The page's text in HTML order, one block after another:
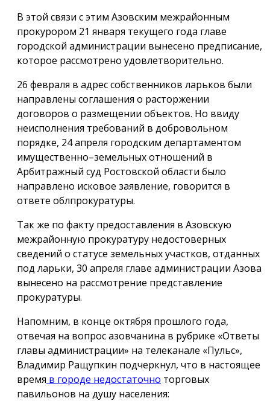
В этой связи с этим Азовским межрайонным
прокурором 21 января текущего года главе
городской администрации вынесено предписание,
которое рассмотрено удовлетворительно.
26 февраля в адрес собственников ларьков были
направлены соглашения о расторжении
договоров о размещении объектов. Но ввиду
неисполнения требований в добровольном
порядке, 24 апреля городским департаментом
имущественно–земельных отношений в
Арбитражный суд Ростовской области было
направлено исковое заявление, говорится в
ответе облпрокуратуры.
Так же по факту предоставления в Азовскую
межрайонную прокуратуру недостоверных
сведений о статусе земельных участков, отданных
под ларьки, 30 апреля главе администрации Азова
вынесено на рассмотрение представление
прокуратуры.
Напомним, в конце октября прошлого года,
отвечая на вопрос азовчанина в рубрике «Ответы
главы администрации» на телеканале «Пульс»,
Владимир Ращупкин подчеркнул, что в настоящее
время в городе недостаточно торговых
павильонов на душу населения: